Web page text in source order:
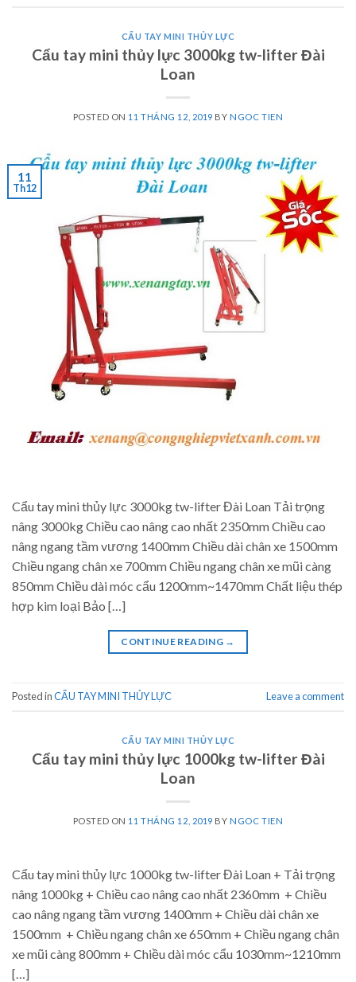
CẨU TAY MINI THỦY LỰC
Cẩu tay mini thủy lực 3000kg tw-lifter Đài
Loan
POSTED ON 11 THÁNG 12, 2019 BYNGOC TIEN
11
Th12
Cẩu tay mini thủy lực 3000kg tw-lifter Đài Loan Tải trọng
nâng 3000kg Chiều cao nâng cao nhất 2350mm Chiều cao
nâng ngang tầm vương 1400mm Chiều dài chân xe 1500mm
Chiều ngang chân xe 700mm Chiều ngang chân xe mũi càng
850mm Chiều dài móc cẩu 1200mm~1470mm Chất liệu thép
hợp kim loại Bảo […]
CONTINUE READING →
Posted inCẨU TAY MINI THỦY LỰC Leave a comment
CẨU TAY MINI THỦY LỰC
Cẩu tay mini thủy lực 1000kg tw-lifter Đài
Loan
POSTED ON 11 THÁNG 12, 2019 BYNGOC TIEN
Cẩu tay mini thủy lực 1000kg tw-lifter Đài Loan + Tải trọng
nâng 1000kg + Chiều cao nâng cao nhất 2360mm + Chiều
cao nâng ngang tầm vương 1400mm + Chiều dài chân xe
1500mm + Chiều ngang chân xe 650mm + Chiều ngang chân
xe mũi càng 800mm + Chiều dài móc cẩu 1030mm~1210mm
[…]